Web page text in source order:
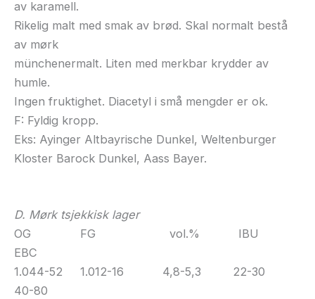
av karamell.
Rikelig malt med smak av brød. Skal normalt bestå
av mørk
münchenermalt. Liten med merkbar krydder av
humle.
Ingen fruktighet. Diacetyl i små mengder er ok.
F: Fyldig kropp.
Eks: Ayinger Altbayrische Dunkel, Weltenburger
Kloster Barock Dunkel, Aass Bayer.
D. Mørk tsjekkisk lager
OG FG vol.% IBU
EBC
1.044-52 1.012-16 4,8-5,3 22-30
40-80